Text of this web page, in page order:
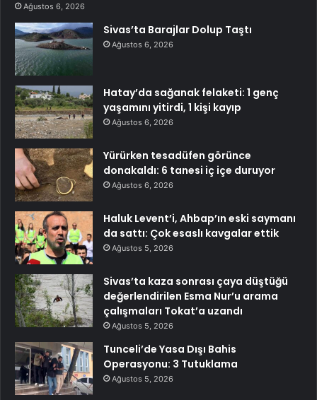
Ağustos 6, 2026
Sivas’ta Barajlar Dolup Taştı
Ağustos 6, 2026
Hatay’da sağanak felaketi: 1 genç
yaşamını yitirdi, 1 kişi kayıp
Ağustos 6, 2026
Yürürken tesadüfen görünce
donakaldı: 6 tanesi iç içe duruyor
Ağustos 6, 2026
Haluk Levent’i, Ahbap’ın eski saymanı
da sattı: Çok esaslı kavgalar ettik
Ağustos 5, 2026
Sivas’ta kaza sonrası çaya düştüğü
değerlendirilen Esma Nur’u arama
çalışmaları Tokat’a uzandı
Ağustos 5, 2026
Tunceli’de Yasa Dışı Bahis
Operasyonu: 3 Tutuklama
Ağustos 5, 2026